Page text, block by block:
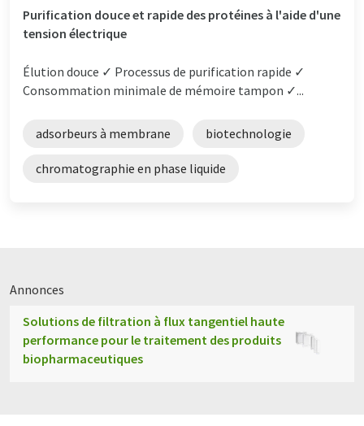
Purification douce et rapide des protéines à l'aide d'une
tension électrique
Élution douce ✓ Processus de purification rapide ✓
Consommation minimale de mémoire tampon ✓...
adsorbeurs à membrane biotechnologie
chromatographie en phase liquide
Annonces
Solutions de filtration à flux tangentiel haute
performance pour le traitement des produits
biopharmaceutiques